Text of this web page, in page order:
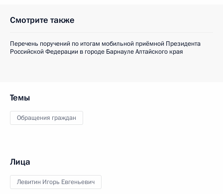
Смотрите также
Перечень поручений по итогам мобильной приёмной Президента
Российской Федерации в городе Барнауле Алтайского края
Темы
Обращения граждан
Лица
Левитин Игорь Евгеньевич